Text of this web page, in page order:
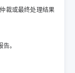
裁或最终处理结果
。